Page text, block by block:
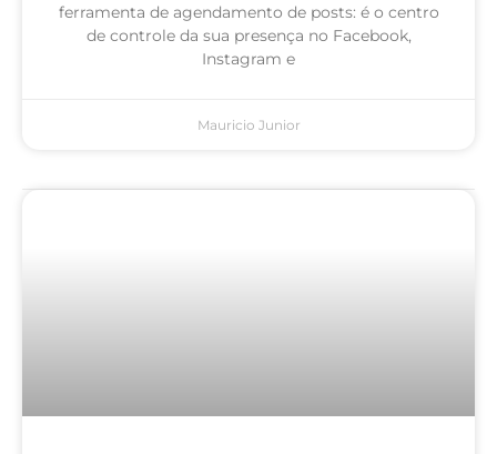
ferramenta de agendamento de posts: é o centro
de controle da sua presença no Facebook,
Instagram e
Mauricio Junior